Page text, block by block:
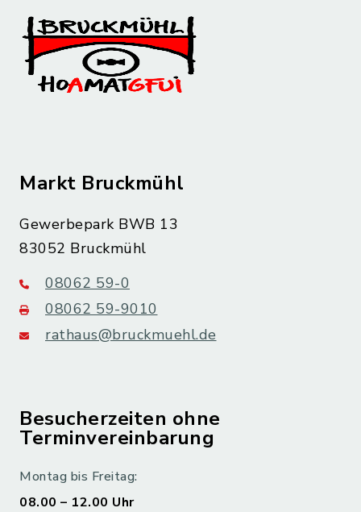
Markt Bruckmühl
Gewerbepark BWB 13
83052 Bruckmühl
08062 59-0
08062 59-9010
rathaus@bruckmuehl.de
Besucherzeiten ohne
Terminvereinbarung
Montag bis Freitag:
08.00 – 12.00 Uhr